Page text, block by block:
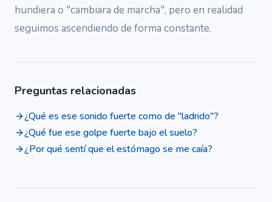
hundiera o "cambiara de marcha", pero en realidad
seguimos ascendiendo de forma constante.
Preguntas relacionadas
¿Qué es ese sonido fuerte como de "ladrido"?
¿Qué fue ese golpe fuerte bajo el suelo?
¿Por qué sentí que el estómago se me caía?